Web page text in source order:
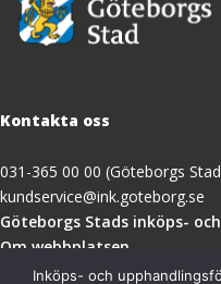
Kontakta oss
031-365 00 00 (Göteborgs
kundservice@ink.goteborg.se
Göteborgs Stads inköps-
Om webbplatsen
Tillgänglighetsredogörelse
Inköps- och